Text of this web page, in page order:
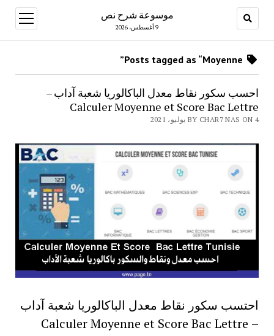
موسوعة شرح نص
9 أغسطس، 2026
open
menu
احسب سكور نقاط معدل الباكالوريا شعبة آداب –
Calculer Moyenne et Score Bac Lettre
BY CHAR7 NAS ON 4 يوليو، 2021
احتسب سكور نقاط معدل الباكالوريا شعبة آداب
– Calculer Moyenne et Score Bac Lettre